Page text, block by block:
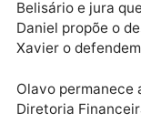
casa quando
Paula e Daniel
que Fred
Fred conta a